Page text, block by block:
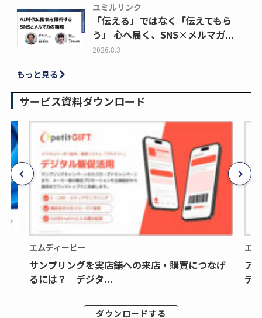
ユミルリンク
「伝える」ではなく「伝えてもら
う」 心へ届く、SNS×メルマガ...
2026.8.3
もっと見る
サービス資料ダウンロード
エムディーピー
サンプリングを実店舗への来店・購買につなげ
るには？ デジタ...
ダウンロードする
エ
ア
デ